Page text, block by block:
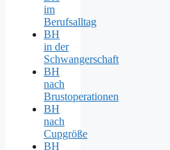
im
Berufsalltag
BH
in der
Schwangerschaft
BH
nach
Brustoperationen
BH
nach
Cupgröße
BH